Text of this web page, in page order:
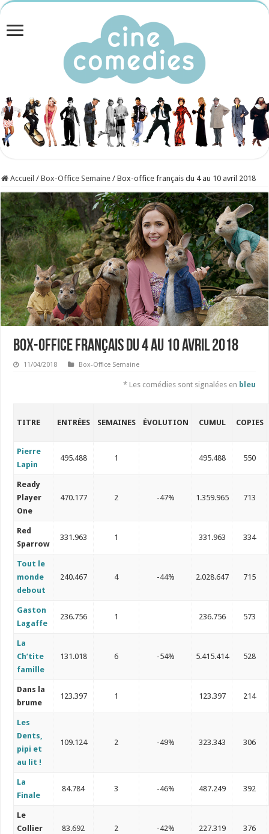
Accueil / Box-Office Semaine / Box-office français du 4 au 10 avril 2018
Box-office français du 4 au 10 avril 2018
11/04/2018 Box-Office Semaine
* Les comédies sont signalées en bleu
TITRE ENTRÉES SEMAINES ÉVOLUTION CUMUL COPIES
Pierre
Lapin
495.488 1 495.488 550
Ready
Player
One
470.177 2 -47% 1.359.965 713
Red
Sparrow
331.963 1 331.963 334
Tout le
monde
debout
240.467 4 -44% 2.028.647 715
Gaston
Lagaffe
236.756 1 236.756 573
La
Ch’tite
famille
131.018 6 -54% 5.415.414 528
Dans la
brume
123.397 1 123.397 214
Les
Dents,
pipi et
au lit !
109.124 2 -49% 323.343 306
La
Finale
84.784 3 -46% 487.249 392
Le
Collier
83.692 2 -42% 227.319 376